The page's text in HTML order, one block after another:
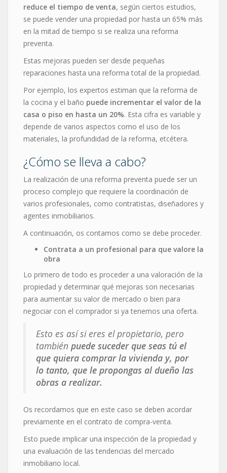
reduce el tiempo de venta, según ciertos estudios,
se puede vender una propiedad por hasta un 65% más
en la mitad de tiempo si se realiza una reforma
preventa.
Estas mejoras pueden ser desde pequeñas
reparaciones hasta una reforma total de la propiedad.
Por ejemplo, los expertos estiman que la reforma de
la cocina y el baño puede incrementar el valor de la
casa o piso en hasta un 20%. Esta cifra es variable y
depende de varios aspectos como el uso de los
materiales, la profundidad de la reforma, etcétera.
¿Cómo se lleva a cabo?
La realización de una reforma preventa puede ser un
proceso complejo que requiere la coordinación de
varios profesionales, como contratistas, diseñadores y
agentes inmobiliarios.
A continuación, os contamos como se debe proceder.
Contrata a un profesional para que valore la
obra
Lo primero de todo es proceder a una valoración de la
propiedad y determinar qué mejoras son necesarias
para aumentar su valor de mercado o bien para
negociar con el comprador si ya tenemos una oferta.
Esto es así si eres el propietario, pero
también puede suceder que seas tú el
que quiera comprar la vivienda y, por
lo tanto, que le propongas al dueño las
obras a realizar.
Os recordamos que en este caso se deben acordar
previamente en el contrato de compra-venta.
Esto puede implicar una inspección de la propiedad y
una evaluación de las tendencias del mercado
inmobiliario local.